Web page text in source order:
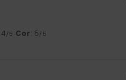
/5 Cor: 5 /5